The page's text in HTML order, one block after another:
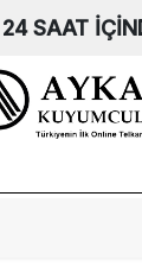
24 SAAT